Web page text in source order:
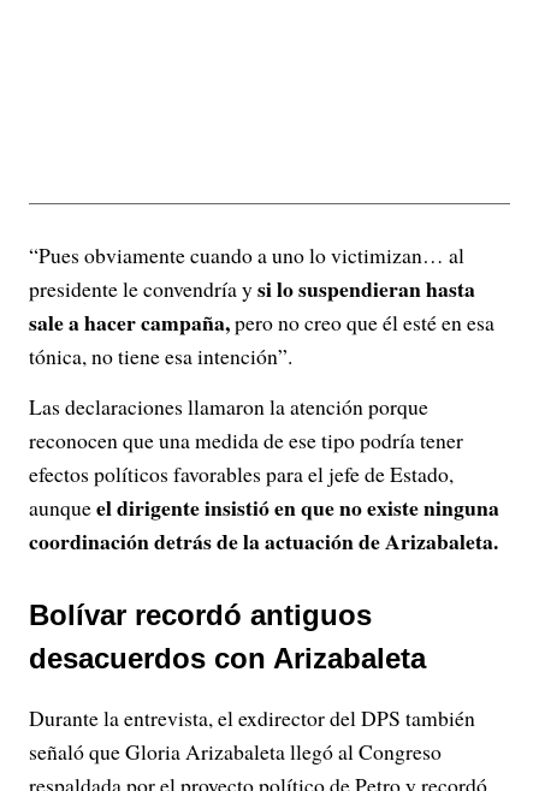
“Pues obviamente cuando a uno lo victimizan… al
presidente le convendría ysi lo suspendieran hasta
sale a hacer campaña,pero no creo que él esté en esa
tónica, no tiene esa intención”.
Las declaraciones llamaron la atención porque
reconocen que una medida de ese tipo podría tener
efectos políticos favorables para el jefe de Estado,
aunqueel dirigente insistió en que no existe ninguna
coordinación detrás de la actuación de Arizabaleta.
Bolívar recordó antiguos
desacuerdos con Arizabaleta
Durante la entrevista, el exdirector del DPS también
señaló que Gloria Arizabaleta llegó al Congreso
respaldada por el proyecto político de Petro y recordó